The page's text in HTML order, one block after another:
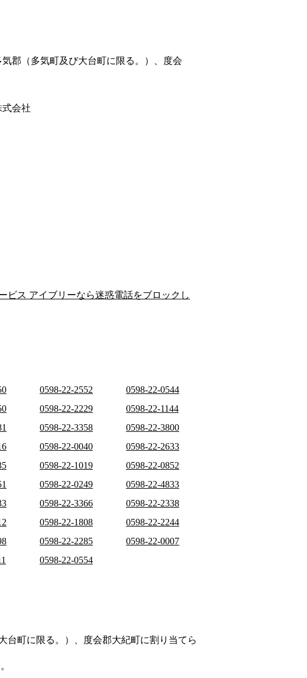
郡（多気町及び大台町に限る。）、度会
会社
ビス アイブリーなら迷惑電話をブロックし
0598-22-2552
0598-22-0544
0598-22-2229
0598-22-1144
0598-22-3358
0598-22-3800
0598-22-0040
0598-22-2633
0598-22-1019
0598-22-0852
0598-22-0249
0598-22-4833
0598-22-3366
0598-22-2338
0598-22-1808
0598-22-2244
0598-22-2285
0598-22-0007
0598-22-0554
台町に限る。）、度会郡大紀町に割り当てら